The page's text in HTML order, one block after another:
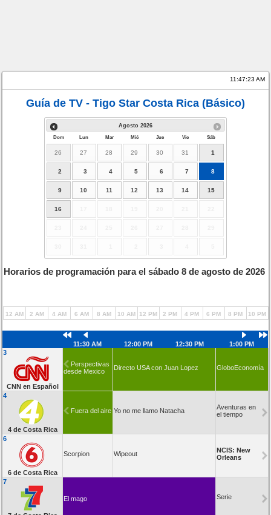
11:47:23 AM
Guía de TV - Tigo Star Costa Rica (Básico)
Agosto 2026
Dom Lun Mar Mié Jue Vie Sáb
26 27 28 29 30 31 1
2 3 4 5 6 7 8
9 10 11 12 13 14 15
16
Horarios de programación para el sábado 8 de agosto de 2026
12 AM 2 AM 4 AM 6 AM 8 AM 10 AM 12 PM 2 PM 4 PM 6 PM 8 PM 10 PM
11:30 AM 12:00 PM 12:30 PM
1:00 PM
3
CNN en Español
Perspectivas
desde Mexico
Directo USA con Juan Lopez GloboEconomía
4
4 de Costa Rica
Fuera del aire Yo no me llamo Natacha
Aventuras en
el tiempo
6
6 de Costa Rica
Scorpion Wipeout
NCIS: New
Orleans
7
El mago Serie